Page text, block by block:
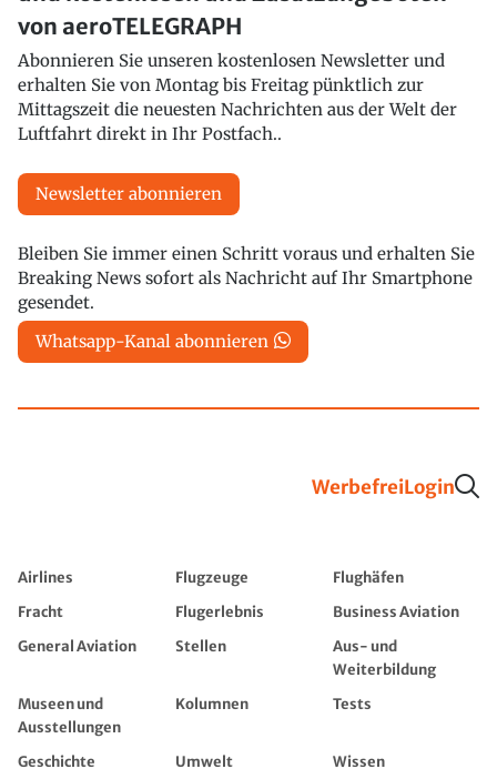
von aeroTELEGRAPH
Abonnieren Sie unseren kostenlosen Newsletter und
erhalten Sie von Montag bis Freitag pünktlich zur
Mittagszeit die neuesten Nachrichten aus der Welt der
Luftfahrt direkt in Ihr Postfach..
Newsletter abonnieren
Bleiben Sie immer einen Schritt voraus und erhalten Sie
Breaking News sofort als Nachricht auf Ihr Smartphone
gesendet.
Whatsapp-Kanal abonnieren
WerbefreiLogin
Airlines Flugzeuge
Flughäfen
Fracht
Flugerlebnis
Business Aviation
General Aviation
Stellen
Aus- und
Weiterbildung
Museen und
Ausstellungen
Kolumnen Tests
Geschichte Umwelt
Wissen